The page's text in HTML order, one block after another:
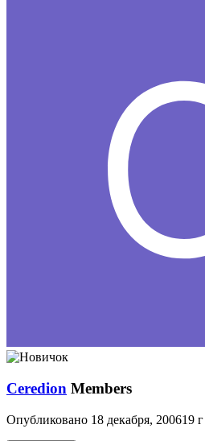
Ceredion Members
Опубликовано 18 декабря, 200619 г